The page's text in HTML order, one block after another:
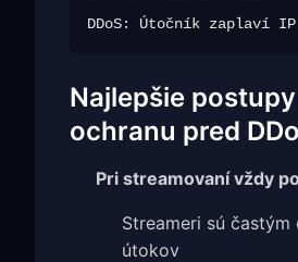
Najlepšie
ochranu pred
Pri streamovaní vždy
Streameri sú častým
útokov